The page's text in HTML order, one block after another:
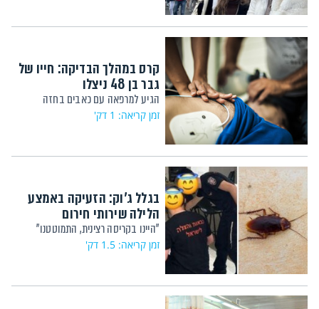
קרס במהלך הבדיקה: חייו של
גבר בן 48 ניצלו
הגיע למרפאה עם כאבים בחזה
זמן קריאה: 1 דק'
בגלל ג'וק: הזעיקה באמצע
הלילה שירותי חירום
"היינו בקריסה רצינית, התמוטטנו"
זמן קריאה: 1.5 דק'